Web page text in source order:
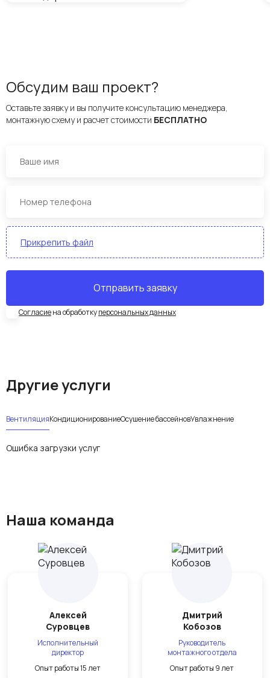
Обсудим ваш проект?
Оставьте заявку и вы получите консультацию менеджера,
монтажную схему и расчет стоимости БЕСПЛАТНО
Прикрепить файл
Согласиена обработкуперсональных данных
Другие услуги
ВентиляцияКондиционированиеОсушение бассейновУвлажнение
Ошибка загрузки услуг
Наша команда
Алексей
Суровцев
Исполнительный
директор
Опыт работы 15 лет
Дмитрий
Кобозов
Руководитель
монтажного отдела
Опыт работы 9 лет